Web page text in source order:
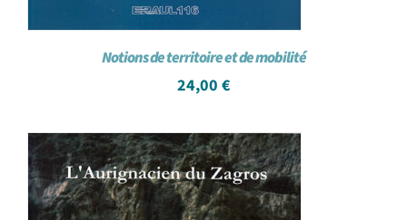
Notions de territoire et de mobilité
24,00 €